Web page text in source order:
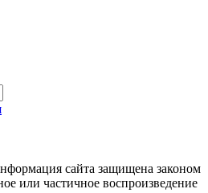
сайта защищена законом
или частичное воспроизведение